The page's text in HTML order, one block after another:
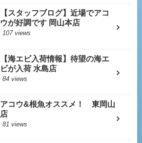
【スタッフブログ】近場でアコ
ウが好調です 岡山本店
107 views
【海エビ入荷情報】待望の海エ
ビが入荷 水島店
84 views
アコウ&根魚オススメ！ 東岡山
店
81 views